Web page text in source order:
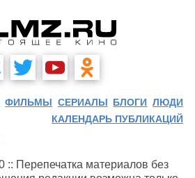
ФИЛЬМЫ СЕРИАЛЫ БЛОГИ ЛЮДИ
КАЛЕНДАРЬ ПУБЛИКАЦИЙ
:: Перепечатка материалов без